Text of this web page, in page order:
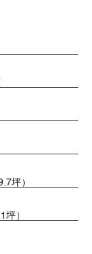
坪）
）